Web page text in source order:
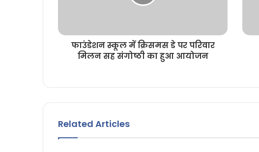
फाउंडेशन स्कूल में क्रिसमस डे पर परिवार
मिलन सह संगोष्ठी का हुआ आयोजन
Related Articles